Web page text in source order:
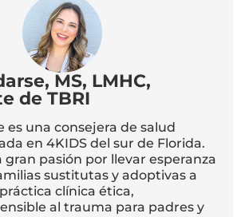
MS, LMHC,
de TBRI
es una consejera de salud
en 4KIDS del sur de Florida.
gran pasión por llevar esperanza
sustitutas y adoptivas a
clínica ética,
al trauma para padres y